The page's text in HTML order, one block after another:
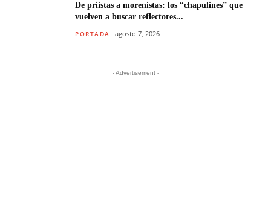
De priistas a morenistas: los “chapulines” que
vuelven a buscar reflectores...
PORTADA agosto 7, 2026
- Advertisement -